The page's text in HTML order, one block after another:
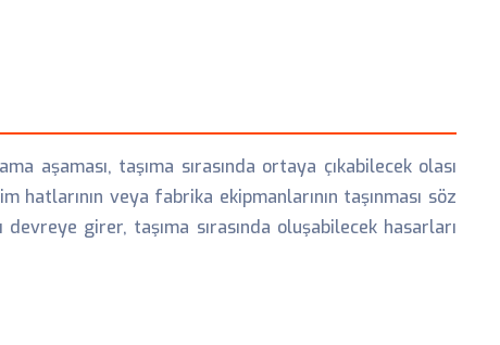
taşıma sırasında ortaya çıkabilecek olası
veya fabrika ekipmanlarının taşınması söz
girer, taşıma sırasında oluşabilecek hasarları